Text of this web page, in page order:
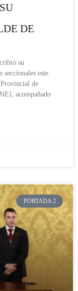
DE
su
seccionales este
de
acompañado
PORTADA 2